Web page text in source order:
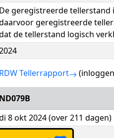
De geregistreerde tellerstand
geregistreerde
de tellerstand logisch
RDW Tellerrapport
ND079B
8 okt 2024 (over 211 dagen)